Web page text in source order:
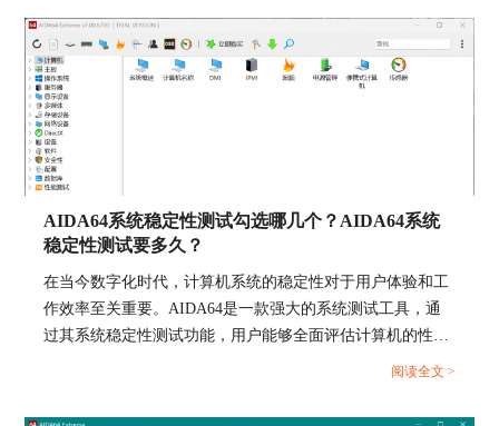
图片4：选择显示项目
AIDA64系统稳定性测试勾选哪几个？AIDA64系统
稳定性测试要多久？
在当今数字化时代，计算机系统的稳定性对于用户体验和工
作效率至关重要。AIDA64是一款强大的系统测试工具，通
过其系统稳定性测试功能，用户能够全面评估计算机的性能
和稳定性。而在进行AIDA64软件进行系统稳定性测试时，
定性测试勾选哪几个，AIDA64系统稳定性测试要多久的具
阅读全文 >